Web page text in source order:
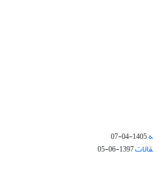
1405-04-07
1397-06-05